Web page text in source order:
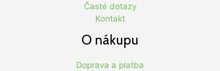
Časté dotazy
Kontakt
O nákupu
Doprava a platba